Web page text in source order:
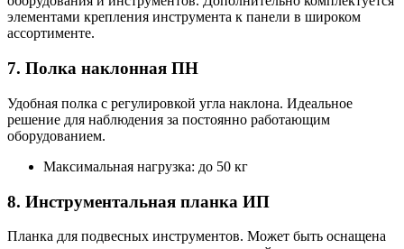
элементами крепления инструмента к панели в широком
ассортименте.
7. Полка наклонная ПН
Удобная полка с регулировкой угла наклона. Идеальное
решение для наблюдения за постоянно работающим
оборудованием.
Максимальная нагрузка: до 50 кг
8. Инструментальная планка ИП
Планка для подвесных инструментов. Может быть оснащена